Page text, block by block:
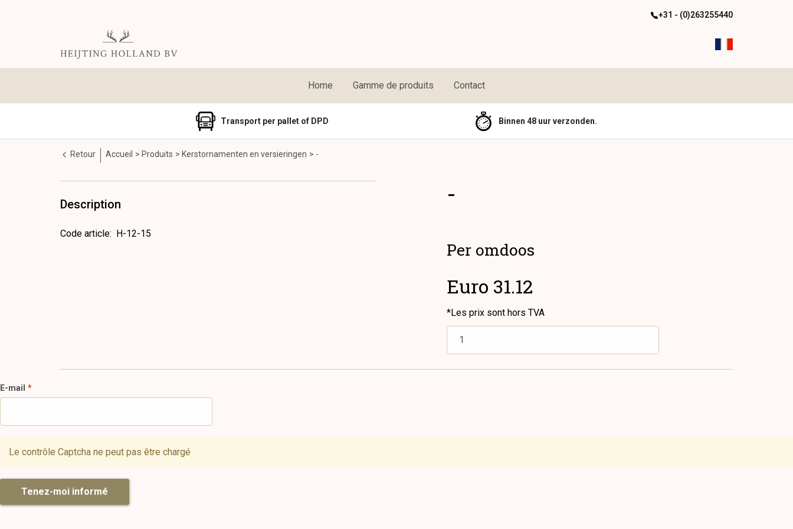
+31 - (0)263255440
Home Gamme de produits Contact
Transport per pallet of DPD Binnen 48 uur verzonden.
Retour Accueil Produits Kerstornamenten en versieringen -
Description
Code article: H-12-15
-
Per omdoos
Euro 31.12
*Les prix sont hors TVA
E-mail
Le contrôle Captcha ne peut pas être chargé
Tenez-moi informé